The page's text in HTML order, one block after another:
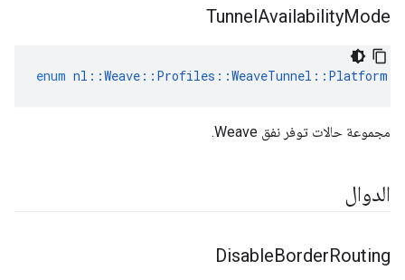
TunnelAvailabilityMode
enum nl ::Weave :: Profiles ::WeaveTunnel :: Platform
مجموعة حالات توفر نفق Weave.
الدوال
DisableBorderRouting